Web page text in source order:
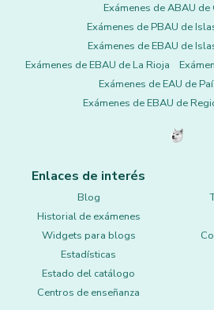
Exámenes de ABAU de
Exámenes de PBAU de
Exámenes de EBAU de
Exámenes de EBAU de La Rioja
Exámenes de EAU de
Exámenes de EBAU de
Enlaces de interés
Blog
Historial de exámenes
Widgets para blogs
Estadísticas
Estado del catálogo
Centros de enseñanza